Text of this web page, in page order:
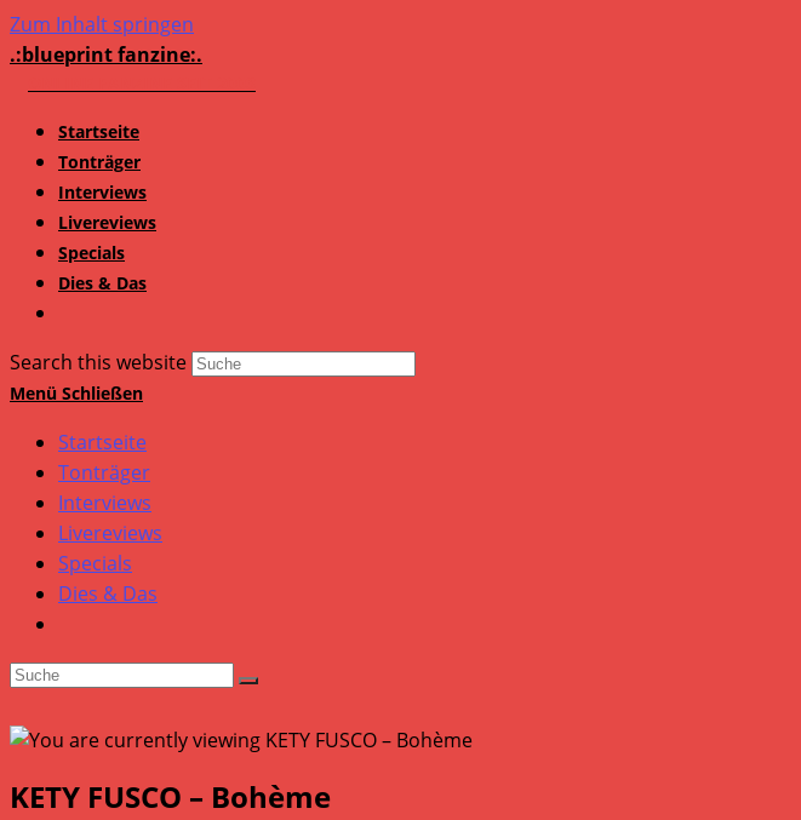
Zum Inhalt springen
.:blueprint fanzine:.
Startseite
Tonträger
Interviews
Livereviews
Specials
Dies & Das
Search this website
Menü Schließen
Startseite
Tonträger
Interviews
Livereviews
Specials
Dies & Das
KETY FUSCO – Bohème